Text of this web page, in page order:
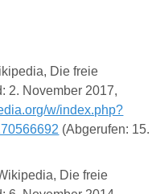
Die freie
2. November 2017,
w/index.php?
(Abgerufen: 15.
Die freie